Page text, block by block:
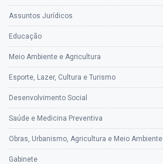
Assuntos Jurídicos
Educação
Meio Ambiente e Agricultura
Esporte, Lazer, Cultura e Turismo
Desenvolvimento Social
Saúde e Medicina Preventiva
Obras, Urbanismo, Agricultura e Meio Ambiente
Gabinete